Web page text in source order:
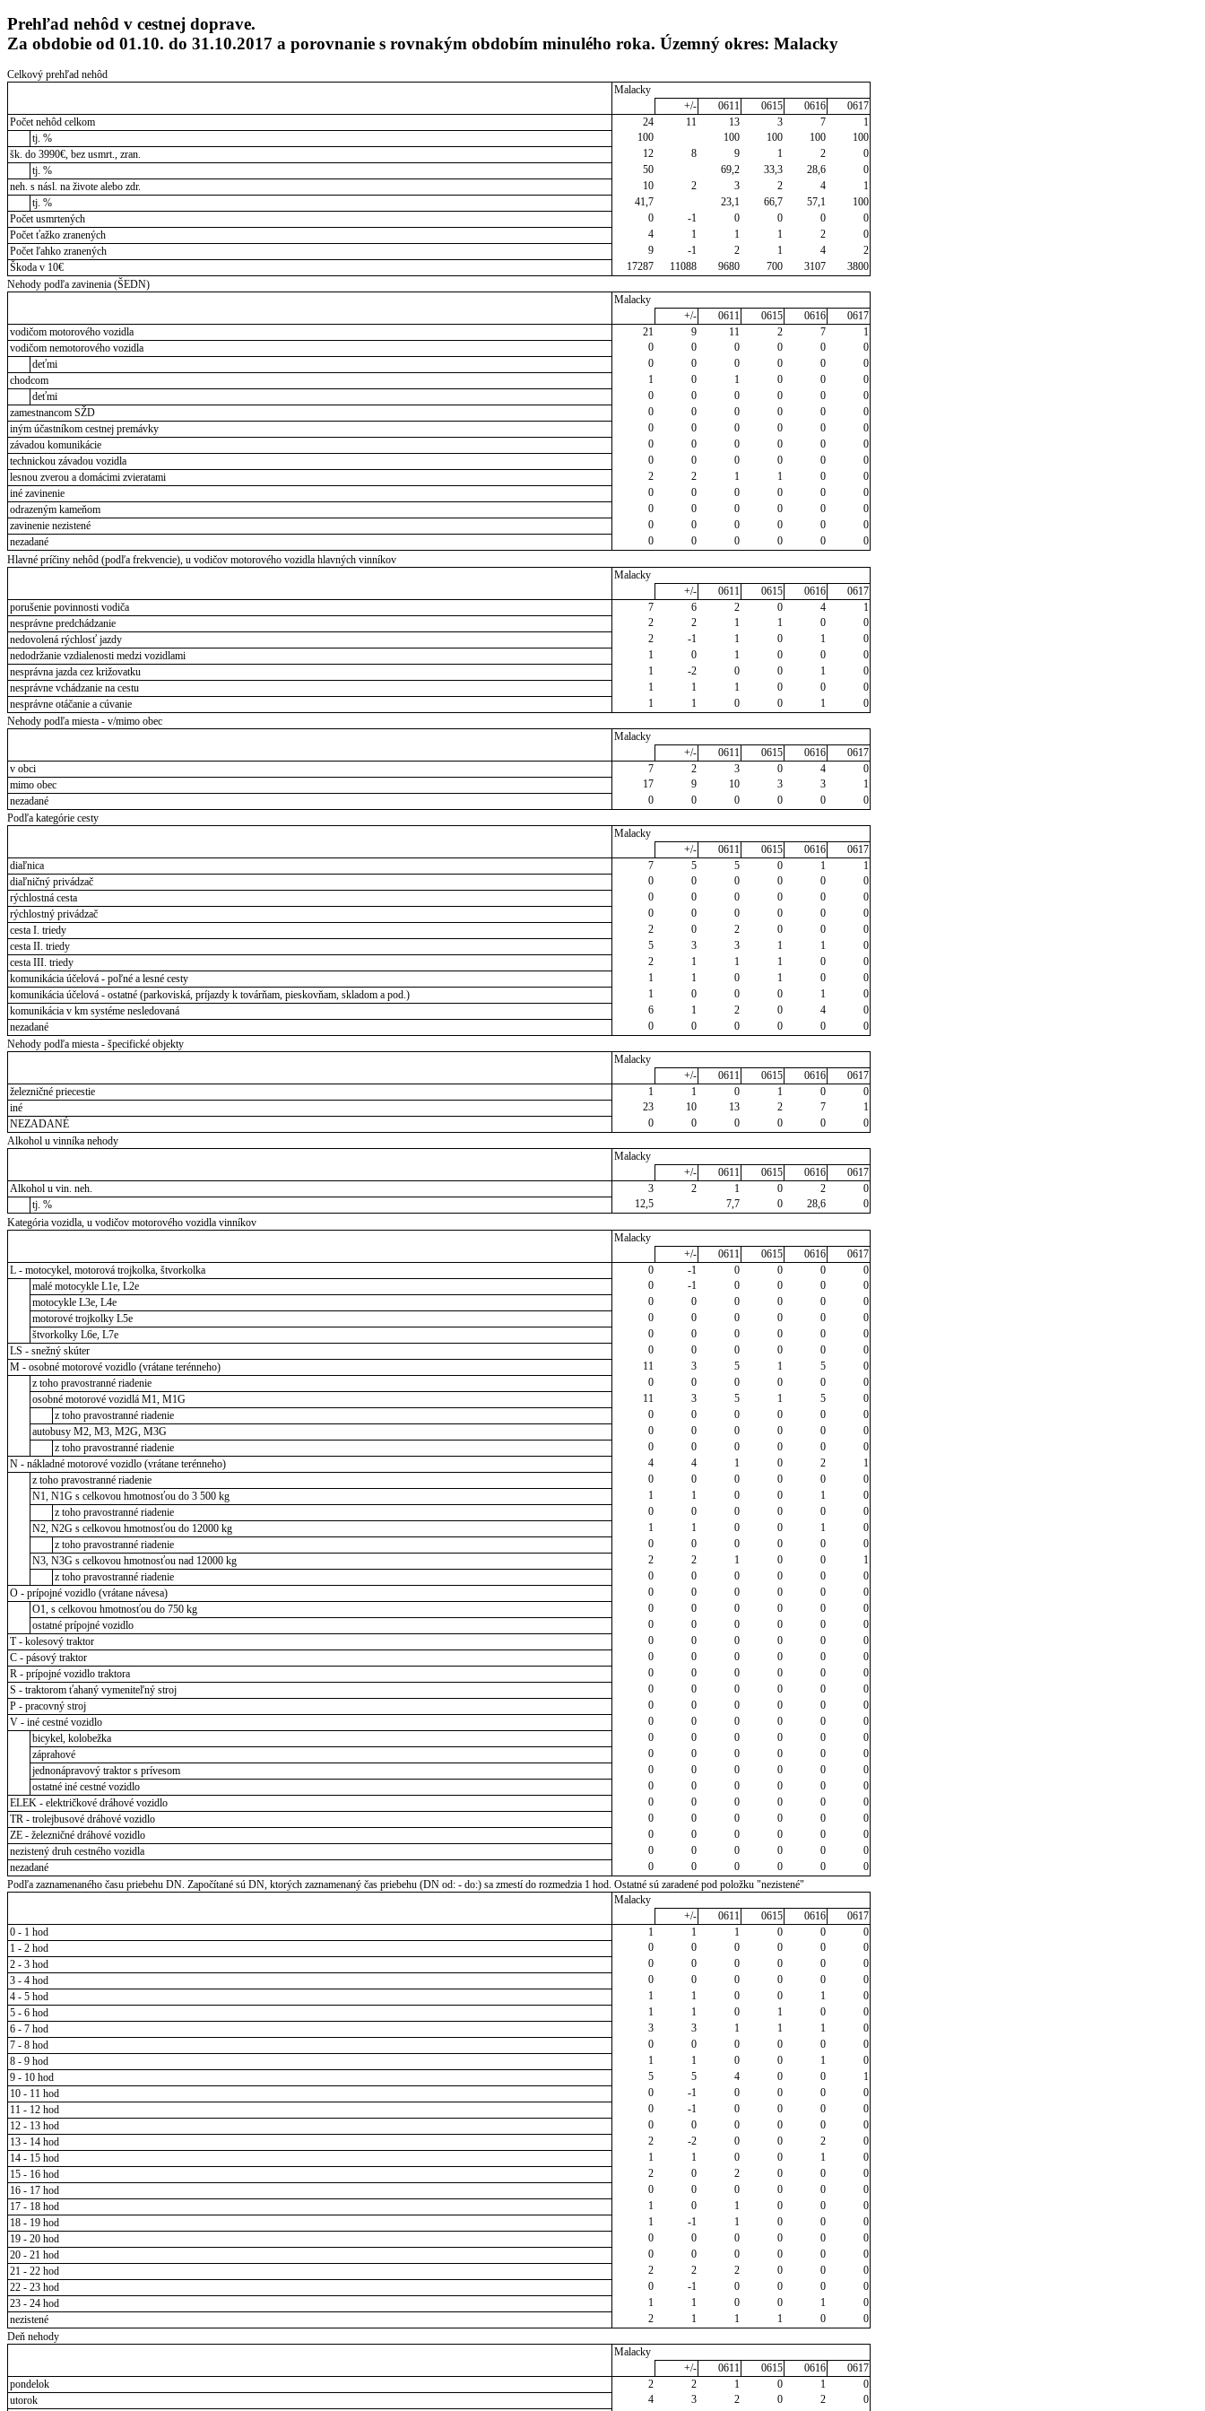
Prehľad nehôd v cestnej doprave.
Za obdobie od 01.10. do 31.10.2017 a porovnanie s rovnakým obdobím minulého roka. Územný okres: Malacky
Celkový prehľad nehôd
Malacky
+/-
0611 0615 0616
0617
Počet nehôd celkom
24 11 13 3 7
1
tj. %
100 100 100 100
100
šk. do 3990€, bez usmrt., zran.
12 8 9 1 2
0
tj. %
50 69,2 33,3 28,6
0
neh. s násl. na živote alebo zdr.
10 2 3 2 4
1
tj. %
41,7 23,1 66,7 57,1
100
Počet usmrtených
0 -1 0 0 0
0
Počet ťažko zranených
4 1 1 1 2
0
Počet ľahko zranených
9 -1 2 1 4
2
Škoda v 10€
17287 11088 9680 700 3107
3800
Nehody podľa zavinenia (ŠEDN)
Malacky
+/-
0611 0615 0616
0617
vodičom motorového vozidla
21 9 11 2 7
1
vodičom nemotorového vozidla
0 0 0 0 0
0
deťmi
0 0 0 0 0
0
chodcom
1 0 1 0 0
0
deťmi
0 0 0 0 0
0
zamestnancom SŽD
0 0 0 0 0
0
iným účastníkom cestnej premávky
0 0 0 0 0
0
závadou komunikácie
0 0 0 0 0
0
technickou závadou vozidla
0 0 0 0 0
0
lesnou zverou a domácimi zvieratami
2 2 1 1 0
0
iné zavinenie
0 0 0 0 0
0
odrazeným kameňom
0 0 0 0 0
0
zavinenie nezistené
0 0 0 0 0
0
nezadané
0 0 0 0 0
0
Hlavné príčiny nehôd (podľa frekvencie), u vodičov motorového vozidla hlavných vinníkov
Malacky
+/-
0611 0615 0616
0617
porušenie povinnosti vodiča
7 6 2 0 4
1
nesprávne predchádzanie
2 2 1 1 0
0
nedovolená rýchlosť jazdy
2 -1 1 0 1
0
nedodržanie vzdialenosti medzi vozidlami
1 0 1 0 0
0
nesprávna jazda cez križovatku
1 -2 0 0 1
0
nesprávne vchádzanie na cestu
1 1 1 0 0
0
nesprávne otáčanie a cúvanie
1 1 0 0 1
0
Nehody podľa miesta - v/mimo obec
Malacky
+/-
0611 0615 0616
0617
v obci
7 2 3 0 4
0
mimo obec
17 9 10 3 3
1
nezadané
0 0 0 0 0
0
Podľa kategórie cesty
Malacky
+/-
0611 0615 0616
0617
diaľnica
7 5 5 0 1
1
diaľničný privádzač
0 0 0 0 0
0
rýchlostná cesta
0 0 0 0 0
0
rýchlostný privádzač
0 0 0 0 0
0
cesta I. triedy
2 0 2 0 0
0
cesta II. triedy
5 3 3 1 1
0
cesta III. triedy
2 1 1 1 0
0
komunikácia účelová - poľné a lesné cesty
1 1 0 1 0
0
komunikácia účelová - ostatné (parkoviská, príjazdy k továrňam, pieskovňam, skladom a pod.)
1 0 0 0 1
0
komunikácia v km systéme nesledovaná
6 1 2 0 4
0
nezadané
0 0 0 0 0
0
Nehody podľa miesta - špecifické objekty
Malacky
+/-
0611 0615 0616
0617
železničné priecestie
1 1 0 1 0
0
iné
23 10 13 2 7
1
NEZADANÉ
0 0 0 0 0
0
Alkohol u vinníka nehody
Malacky
+/-
0611 0615 0616
0617
Alkohol u vin. neh.
3 2 1 0 2
0
tj. %
12,5 7,7 0 28,6
0
Kategória vozidla, u vodičov motorového vozidla vinníkov
Malacky
+/-
0611 0615 0616
0617
L - motocykel, motorová trojkolka, štvorkolka
0 -1 0 0 0
0
malé motocykle L1e, L2e
0 -1 0 0 0
0
motocykle L3e, L4e
0 0 0 0 0
0
motorové trojkolky L5e
0 0 0 0 0
0
štvorkolky L6e, L7e
0 0 0 0 0
0
LS - snežný skúter
0 0 0 0 0
0
M - osobné motorové vozidlo (vrátane terénneho)
11 3 5 1 5
0
z toho pravostranné riadenie
0 0 0 0 0
0
osobné motorové vozidlá M1, M1G
11 3 5 1 5
0
z toho pravostranné riadenie
0 0 0 0 0
0
autobusy M2, M3, M2G, M3G
0 0 0 0 0
0
z toho pravostranné riadenie
0 0 0 0 0
0
N - nákladné motorové vozidlo (vrátane terénneho)
4 4 1 0 2
1
z toho pravostranné riadenie
0 0 0 0 0
0
N1, N1G s celkovou hmotnosťou do 3 500 kg
1 1 0 0 1
0
z toho pravostranné riadenie
0 0 0 0 0
0
N2, N2G s celkovou hmotnosťou do 12000 kg
1 1 0 0 1
0
z toho pravostranné riadenie
0 0 0 0 0
0
N3, N3G s celkovou hmotnosťou nad 12000 kg
2 2 1 0 0
1
z toho pravostranné riadenie
0 0 0 0 0
0
O - prípojné vozidlo (vrátane návesa)
0 0 0 0 0
0
O1, s celkovou hmotnosťou do 750 kg
0 0 0 0 0
0
ostatné prípojné vozidlo
0 0 0 0 0
0
T - kolesový traktor
0 0 0 0 0
0
C - pásový traktor
0 0 0 0 0
0
R - prípojné vozidlo traktora
0 0 0 0 0
0
S - traktorom ťahaný vymeniteľný stroj
0 0 0 0 0
0
P - pracovný stroj
0 0 0 0 0
0
V - iné cestné vozidlo
0 0 0 0 0
0
bicykel, kolobežka
0 0 0 0 0
0
záprahové
0 0 0 0 0
0
jednonápravový traktor s prívesom
0 0 0 0 0
0
ostatné iné cestné vozidlo
0 0 0 0 0
0
ELEK - električkové dráhové vozidlo
0 0 0 0 0
0
TR - trolejbusové dráhové vozidlo
0 0 0 0 0
0
ZE - železničné dráhové vozidlo
0 0 0 0 0
0
nezistený druh cestného vozidla
0 0 0 0 0
0
nezadané
0 0 0 0 0
0
Podľa zaznamenaného času priebehu DN. Započítané sú DN, ktorých zaznamenaný čas priebehu (DN od: - do:) sa zmestí do rozmedzia 1 hod. Ostatné sú zaradené pod položku "nezistené"
Malacky
+/-
0611 0615 0616
0617
0 - 1 hod
1 1 1 0 0
0
1 - 2 hod
0 0 0 0 0
0
2 - 3 hod
0 0 0 0 0
0
3 - 4 hod
0 0 0 0 0
0
4 - 5 hod
1 1 0 0 1
0
5 - 6 hod
1 1 0 1 0
0
6 - 7 hod
3 3 1 1 1
0
7 - 8 hod
0 0 0 0 0
0
8 - 9 hod
1 1 0 0 1
0
9 - 10 hod
5 5 4 0 0
1
10 - 11 hod
0 -1 0 0 0
0
11 - 12 hod
0 -1 0 0 0
0
12 - 13 hod
0 0 0 0 0
0
13 - 14 hod
2 -2 0 0 2
0
14 - 15 hod
1 1 0 0 1
0
15 - 16 hod
2 0 2 0 0
0
16 - 17 hod
0 0 0 0 0
0
17 - 18 hod
1 0 1 0 0
0
18 - 19 hod
1 -1 1 0 0
0
19 - 20 hod
0 0 0 0 0
0
20 - 21 hod
0 0 0 0 0
0
21 - 22 hod
2 2 2 0 0
0
22 - 23 hod
0 -1 0 0 0
0
23 - 24 hod
1 1 0 0 1
0
nezistené
2 1 1 1 0
0
Deň nehody
Malacky
+/-
0611 0615 0616
0617
pondelok
2 2 1 0 1
0
utorok
4 3 2 0 2
0